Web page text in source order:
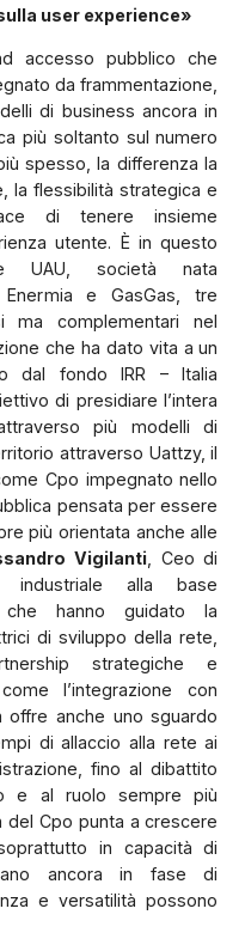
user experience»
accesso pubblico che
da frammentazione,
di business ancora in
più soltanto sul numero
spesso, la differenza la
la flessibilità strategica e
di tenere insieme
utente. È in questo
UAU, società nata
Enermia e GasGas, tre
ma complementari nel
che ha dato vita a un
dal fondo IRR – Italia
di presidiare l’intera
più modelli di
attraverso Uattzy, il
Cpo impegnato nello
pensata per essere
più orientata anche alle
Vigilanti , Ceo di
alla base
che hanno guidato la
di sviluppo della rete,
strategiche e
l’integrazione con
offre anche uno sguardo
di allaccio alla rete ai
fino al dibattito
e al ruolo sempre più
Cpo punta a crescere
in capacità di
ancora in fase di
e versatilità possono